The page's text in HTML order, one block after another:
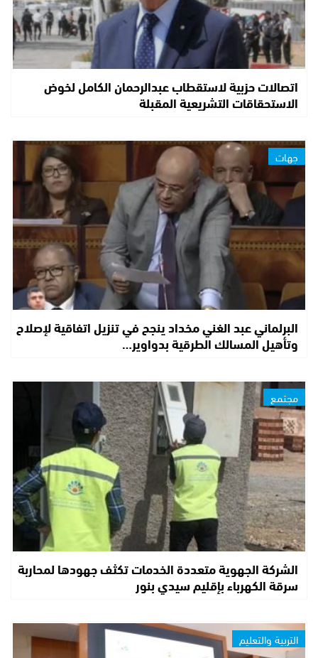
اتصالات حزبية لاستقطاب عبدالرحمان الكامل لخوض
الاستحقاقات التشريعية المقبلة
جهات
البرلماني عبد الغني مخداد ينجح في تنزيل اتفاقية لإصلاح
وتأهيل المسالك الطرقية بدواوير…
مجتمع
الشركة الجهوية متعددة الخدمات تكثف جهودها لمحاربة
سرقة الكهرباء بإقليم سيدي بنور
التربية والتعليم